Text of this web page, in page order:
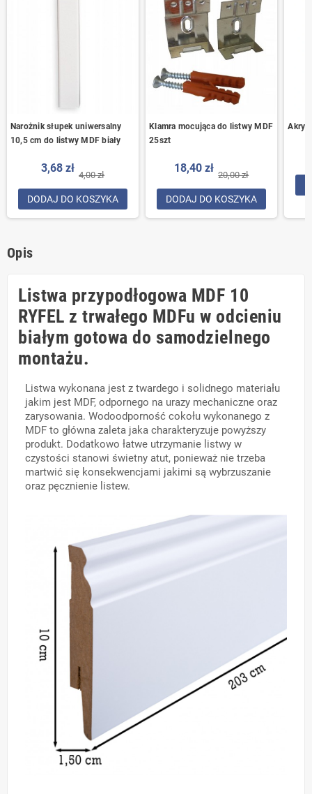
Narożnik słupek uniwersalny
10,5 cm do listwy MDF biały
3,68 zł
4,00 zł
DODAJ DO KOSZYKA
Klamra mocująca do listwy MDF
25szt
18,40 zł
20,00 zł
DODAJ DO KOSZYKA
Akryl
Opis
Listwa przypodłogowa MDF 10
RYFEL z trwałego MDFu w odcieniu
białym gotowa do samodzielnego
montażu.
Listwa wykonana jest z twardego i solidnego materiału
jakim jest MDF, odpornego na urazy mechaniczne oraz
zarysowania. Wodoodporność cokołu wykonanego z
MDF to główna zaleta jaka charakteryzuje powyższy
produkt. Dodatkowo łatwe utrzymanie listwy w
czystości stanowi świetny atut, ponieważ nie trzeba
martwić się konsekwencjami jakimi są wybrzuszanie
oraz pęcznienie listew.